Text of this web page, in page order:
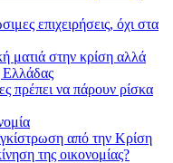
επιχειρήσεις, όχι στα
ματιά στην κρίση αλλά
Ελλάδας
πρέπει να πάρουν ρίσκα
από την Κρίση
της οικονομίας?